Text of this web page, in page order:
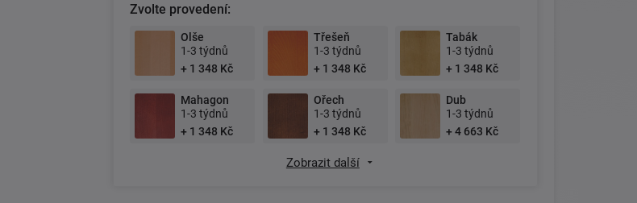
Zvolte provedení:
Olše
1-3 týdnů
+ 1 348 Kč
Třešeň
1-3 týdnů
+ 1 348 Kč
Tabák
1-3 týdnů
+ 1 348 Kč
Mahagon
1-3 týdnů
+ 1 348 Kč
Ořech
1-3 týdnů
+ 1 348 Kč
Dub
1-3 týdnů
+ 4 663 Kč
Zobrazit další